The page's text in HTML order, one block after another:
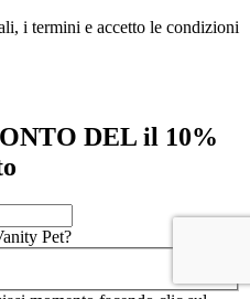
i termini e accetto le condizioni
DEL il 10%
Pet?